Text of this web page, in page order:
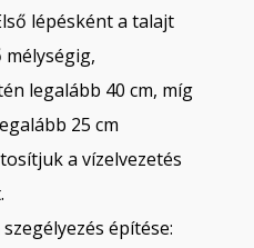
lépésként a talajt
legalább 40 cm, míg
25 cm
a vízelvezetés
építése: